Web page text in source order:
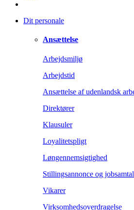
Dit personale
Ansættelse
Arbejdsmiljø
Arbejdstid
Ansættelse af udenlandsk
Direktører
Klausuler
Loyalitetspligt
Løngennemsigtighed
Stillingsannonce og
Vikarer
Virksomhedsoverdragelse